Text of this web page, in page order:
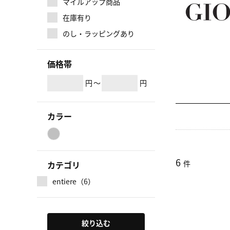
在庫有り
のし・ラッピングあり
価格帯
円～ 円
カラー
カテゴリ
entiere（6）
絞り込む
6 件